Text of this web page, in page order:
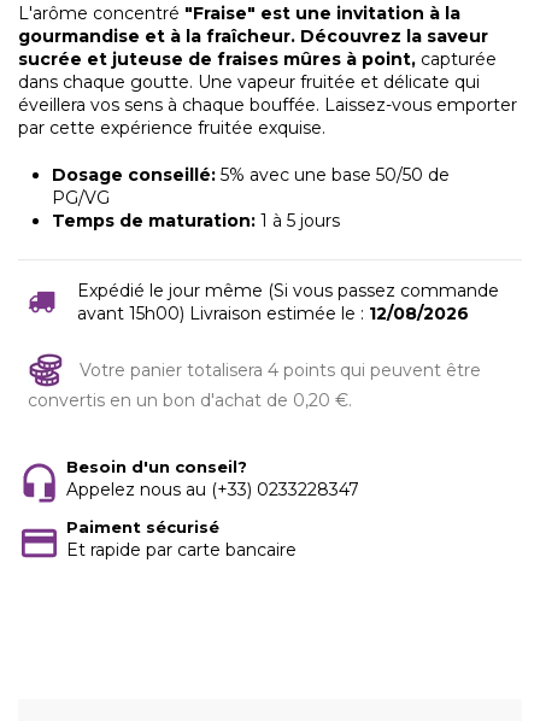
L'arôme concentré "Fraise" est une invitation à la
gourmandise et à la fraîcheur. Découvrez la saveur
sucrée et juteuse de fraises mûres à point, capturée
dans chaque goutte. Une vapeur fruitée et délicate qui
éveillera vos sens à chaque bouffée. Laissez-vous emporter
par cette expérience fruitée exquise.
Dosage conseillé: 5% avec une base 50/50 de
PG/VG
Temps de maturation: 1 à 5 jours
Expédié le jour même (Si vous passez commande
avant 15h00) Livraison estimée le : 12/08/2026
Votre panier totalisera 4 points qui peuvent être
convertis en un bon d'achat de 0,20 €.
Besoin d'un conseil?
Appelez nous au (+33) 0233228347
Paiment sécurisé
Et rapide par carte bancaire